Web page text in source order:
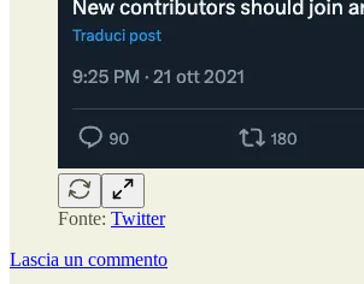
Fonte: Twitter
Lascia un commento